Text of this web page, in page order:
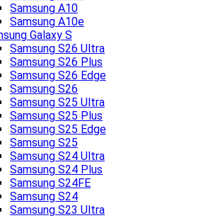
Samsung A10
Samsung A10e
Galaxy S
Samsung S26 Ultra
Samsung S26 Plus
Samsung S26 Edge
Samsung S26
Samsung S25 Ultra
Samsung S25 Plus
Samsung S25 Edge
Samsung S25
Samsung S24 Ultra
Samsung S24 Plus
Samsung S24FE
Samsung S24
Samsung S23 Ultra